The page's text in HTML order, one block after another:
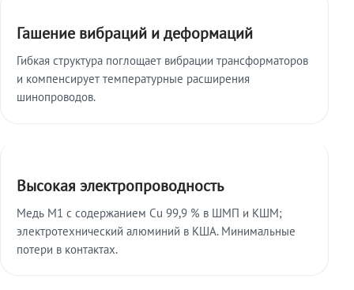
Гашение вибраций и деформаций
Гибкая структура поглощает вибрации трансформаторов
и компенсирует температурные расширения
шинопроводов.
Высокая электропроводность
Медь М1 с содержанием Cu 99,9 % в ШМП и КШМ;
электротехнический алюминий в КША. Минимальные
потери в контактах.